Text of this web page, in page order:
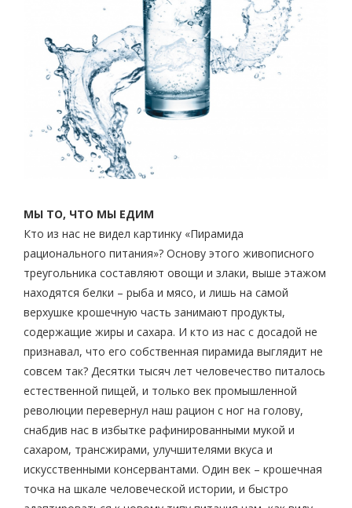
МЫ ТО, ЧТО МЫ ЕДИМ
Кто из нас не видел картинку «Пирамида
рационального питания»? Основу этого живописного
треугольника составляют овощи и злаки, выше этажом
находятся белки – рыба и мясо, и лишь на самой
верхушке крошечную часть занимают продукты,
содержащие жиры и сахара. И кто из нас с досадой не
признавал, что его собственная пирамида выглядит не
совсем так? Десятки тысяч лет человечество питалось
естественной пищей, и только век промышленной
революции перевернул наш рацион с ног на голову,
снабдив нас в избытке рафинированными мукой и
сахаром, трансжирами, улучшителями вкуса и
искусственными консервантами. Один век – крошечная
точка на шкале человеческой истории, и быстро